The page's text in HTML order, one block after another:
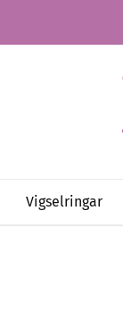
Vigselringar